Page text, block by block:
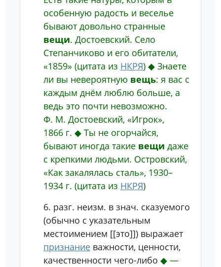
особенную радость и веселье
бывают довольно странные
вещи. Достоевский. Село
Степанчиково и его обитатели,
«1859» (цитата из НКРЯ) ◆ Знаете
ли вы невероятную вещь: я вас с
каждым днём люблю больше, а
ведь это почти невозможно.
Ф. М. Достоевский, «Игрок»,
1866 г. ◆ Ты не огорчайся,
бывают иногда такие вещи даже
с крепкими людьми. Островский,
«Как закалялась сталь», 1930–
1934 г. (цитата из НКРЯ)
6. разг. неизм. в знач. сказуемого
(обычно с указательным
местоимением [[это]]) выражает
признание важности, ценности,
качественности чего-либо ◆ —